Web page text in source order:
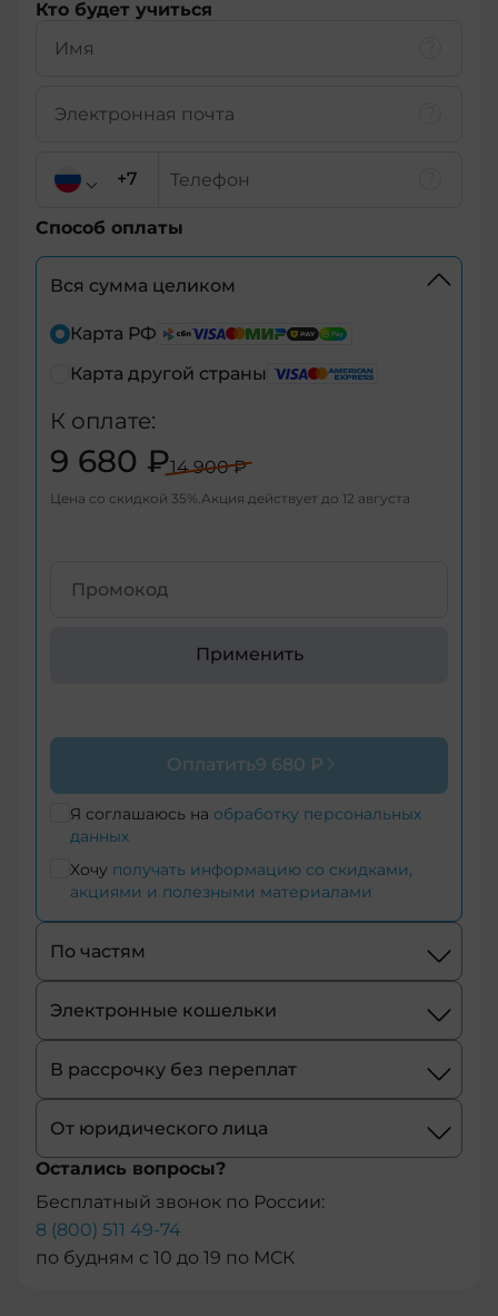
Кто будет учиться
+7
+7
+375
+971
+1-
+355
+374
+1-
684
+43
+61
+297
+358
Способ оплаты
Вся сумма целиком
Карта РФ
Карта другой страны
К оплате:
9 680 ₽14 900 ₽
Цена со скидкой 35% Акция действует до 12 августа
Применить
Оплатить9 680 ₽
Я соглашаюсь на обработку персональных
данных
Хочу получать информацию со скидками,
акциями и полезными материалами
По частям
Электронные кошельки
В рассрочку без переплат
От юридического лица
Остались вопросы?
Бесплатный звонок по России:
8 (800) 511 49-74
по будням с 10 до 19 по МСК